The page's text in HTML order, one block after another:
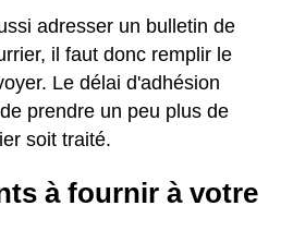
adresser un bulletin de
il faut donc remplir le
Le délai d'adhésion
prendre un peu plus de
soit traité.
à fournir à votre